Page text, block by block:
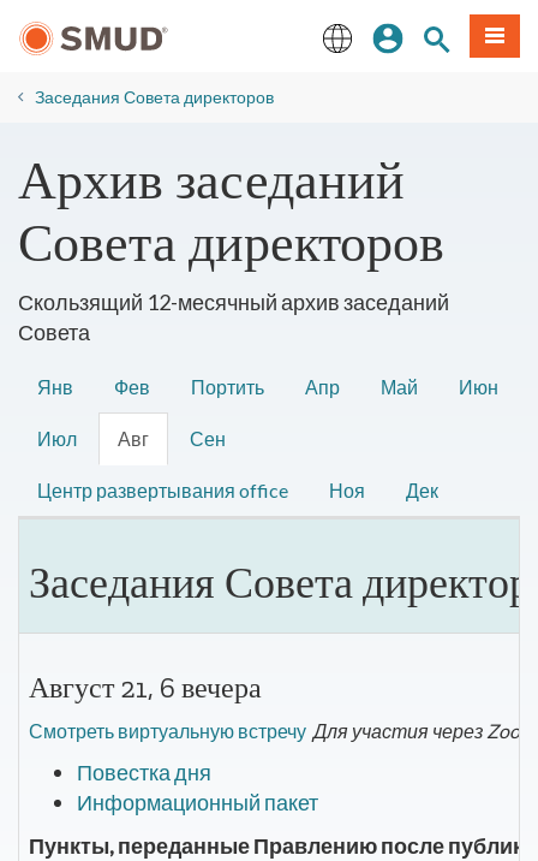
содержанию
входПоиск по
Меню
​Заседания Совета директоров
​Архив заседаний
Совета директоров
Скользящий 12-месячный архив заседаний
Совета
Янв Фев Портить Апр Май Июн
Июл Авг Сен
Центр развертывания office Ноя Дек
Заседания Совета
Август 21, 6 вечера
Смотреть виртуальную встречу Для участия через
Повестка дня
Информационный пакет
Пункты, переданные Правлению после